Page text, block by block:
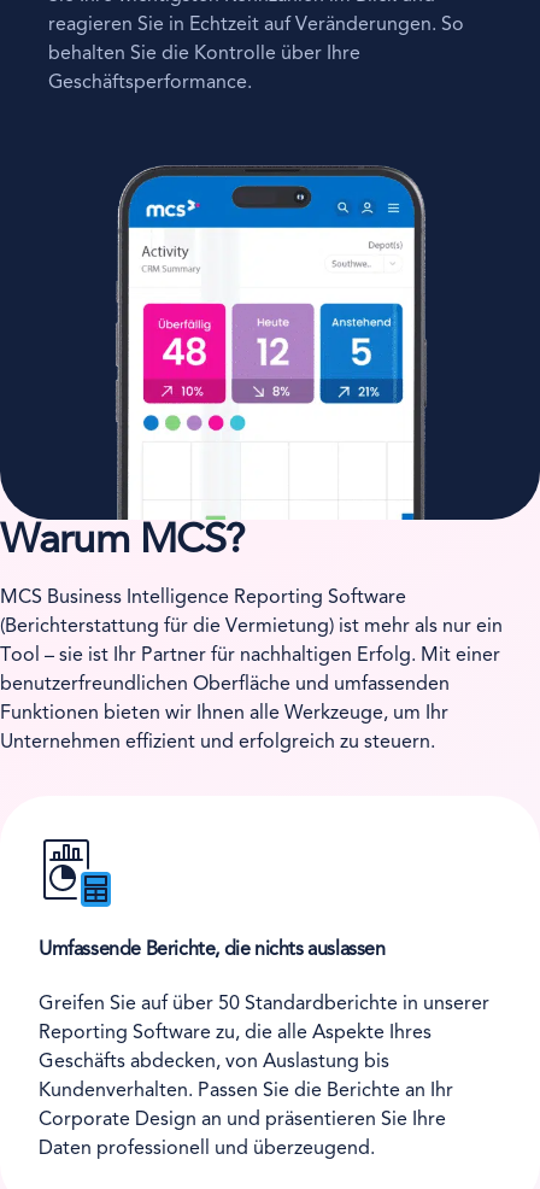
reagieren Sie in Echtzeit auf Veränderungen. So
behalten Sie die Kontrolle über Ihre
Geschäftsperformance.
Warum MCS?
MCS Business Intelligence Reporting Software
(Berichterstattung für die Vermietung) ist mehr als nur ein
Tool – sie ist Ihr Partner für nachhaltigen Erfolg. Mit einer
benutzerfreundlichen Oberfläche und umfassenden
Funktionen bieten wir Ihnen alle Werkzeuge, um Ihr
Unternehmen effizient und erfolgreich zu steuern.
Umfassende Berichte, die nichts auslassen
Greifen Sie auf über 50 Standardberichte in unserer
Reporting Software zu, die alle Aspekte Ihres
Geschäfts abdecken, von Auslastung bis
Kundenverhalten. Passen Sie die Berichte an Ihr
Corporate Design an und präsentieren Sie Ihre
Daten professionell und überzeugend.